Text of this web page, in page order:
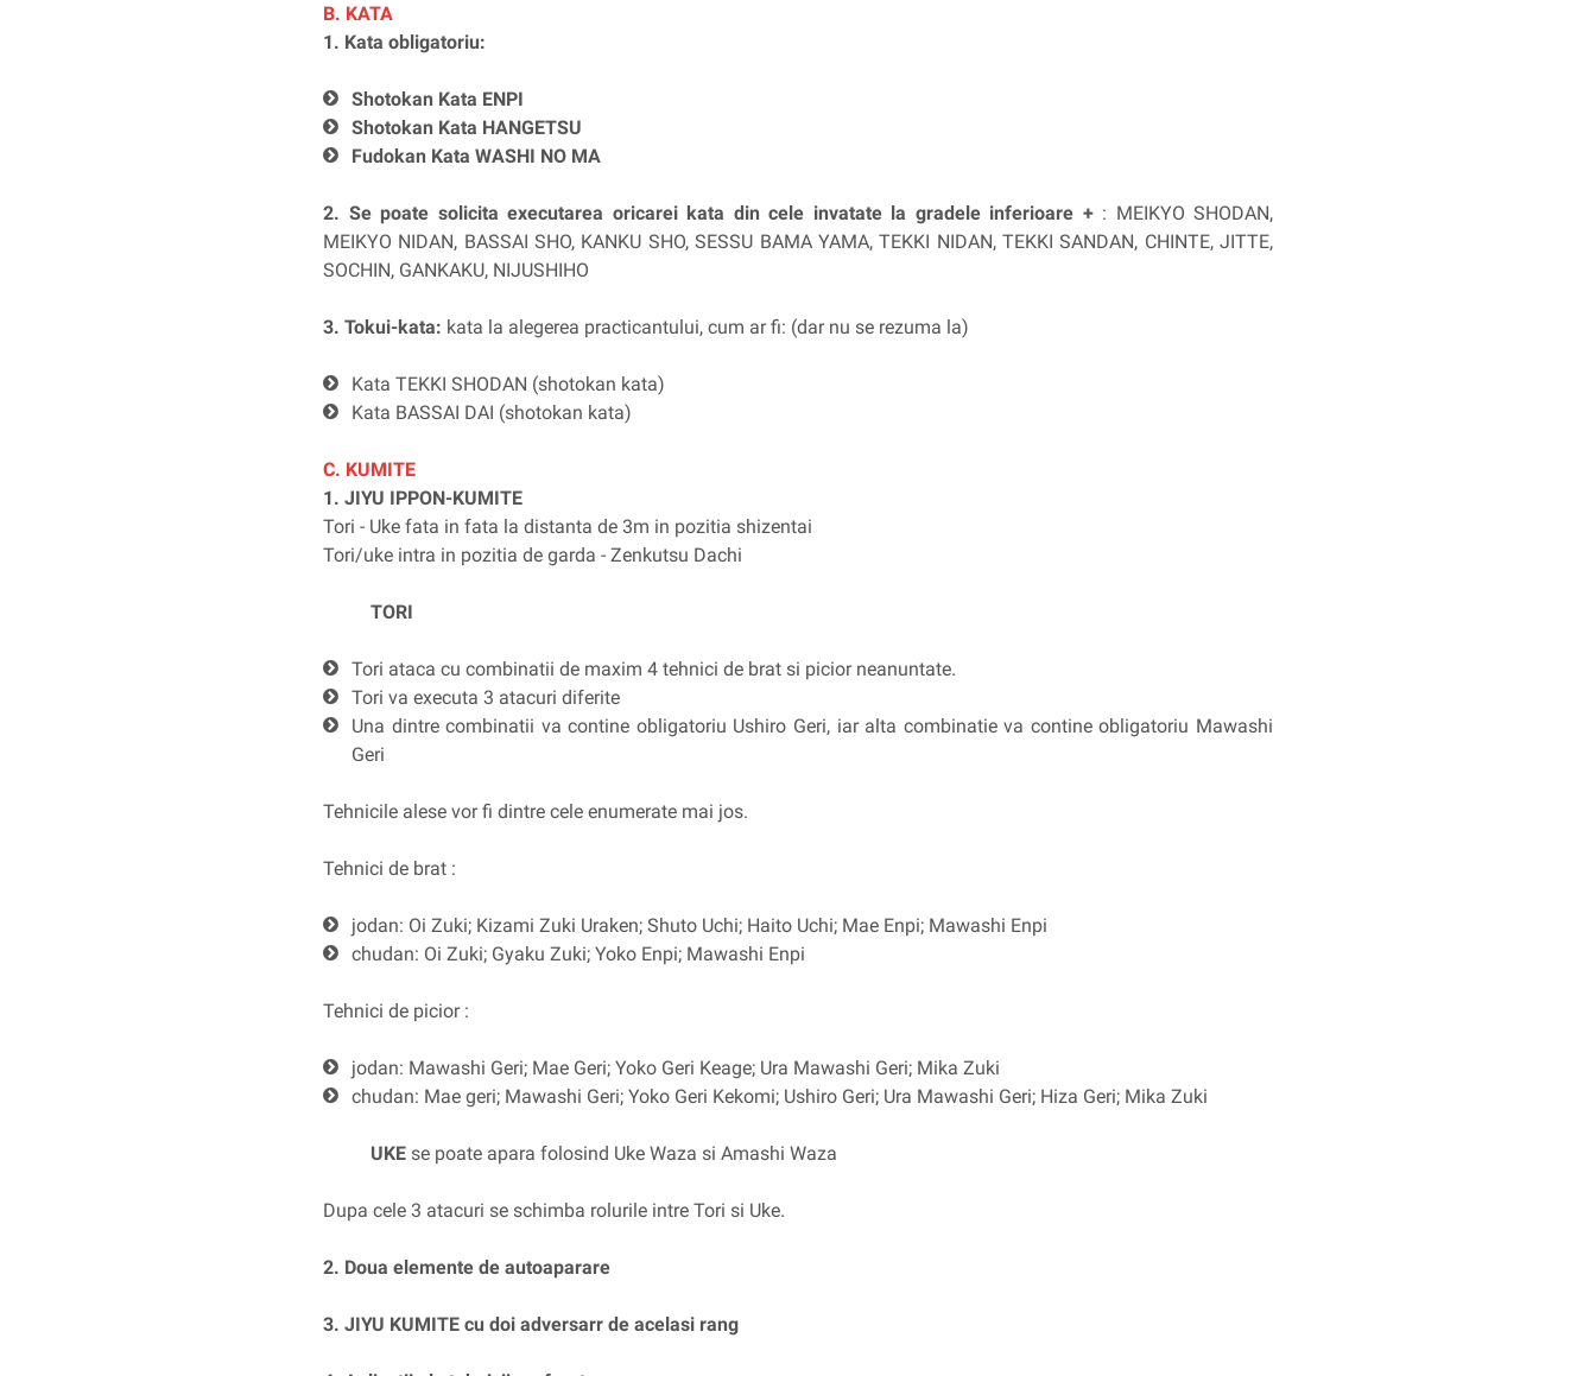
B. KATA
1. Kata obligatoriu:
Shotokan Kata ENPI
Shotokan Kata HANGETSU
Fudokan Kata WASHI NO MA
2. Se poate solicita executarea oricarei kata din cele invatate la gradele inferioare +: MEIKYO SHODAN,
MEIKYO NIDAN, BASSAI SHO, KANKU SHO, SESSU BAMA YAMA, TEKKI NIDAN, TEKKI SANDAN, CHINTE, JITTE,
SOCHIN, GANKAKU, NIJUSHIHO
3. Tokui-kata: kata la alegerea practicantului, cum ar fi: (dar nu se rezuma la)
Kata TEKKI SHODAN (shotokan kata)
Kata BASSAI DAI (shotokan kata)
C. KUMITE
1. JIYU IPPON-KUMITE
Tori - Uke fata in fata la distanta de 3m in pozitia shizentai
Tori/uke intra in pozitia de garda - Zenkutsu Dachi
TORI
Tori ataca cu combinatii de maxim 4 tehnici de brat si picior neanuntate.
Tori va executa 3 atacuri diferite
Una dintre combinatii va contine obligatoriu Ushiro Geri, iar alta combinatie va contine obligatoriu Mawashi
Geri
Tehnicile alese vor fi dintre cele enumerate mai jos.
Tehnici de brat :
jodan: Oi Zuki; Kizami Zuki Uraken; Shuto Uchi; Haito Uchi; Mae Enpi; Mawashi Enpi
chudan: Oi Zuki; Gyaku Zuki; Yoko Enpi; Mawashi Enpi
Tehnici de picior :
jodan: Mawashi Geri; Mae Geri; Yoko Geri Keage; Ura Mawashi Geri; Mika Zuki
chudan: Mae geri; Mawashi Geri; Yoko Geri Kekomi; Ushiro Geri; Ura Mawashi Geri; Hiza Geri; Mika Zuki
UKE se poate apara folosind Uke Waza si Amashi Waza
Dupa cele 3 atacuri se schimba rolurile intre Tori si Uke.
2. Doua elemente de autoaparare
3. JIYU KUMITE cu doi adversarr de acelasi rang